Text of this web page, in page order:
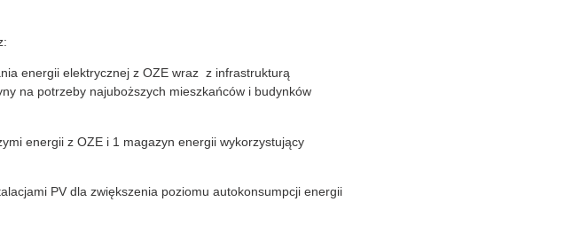
energii elektrycznej z OZE wraz z infrastrukturą
na potrzeby najuboższych mieszkańców i budynków
energii z OZE i 1 magazyn energii wykorzystujący
PV dla zwiększenia poziomu autokonsumpcji energii